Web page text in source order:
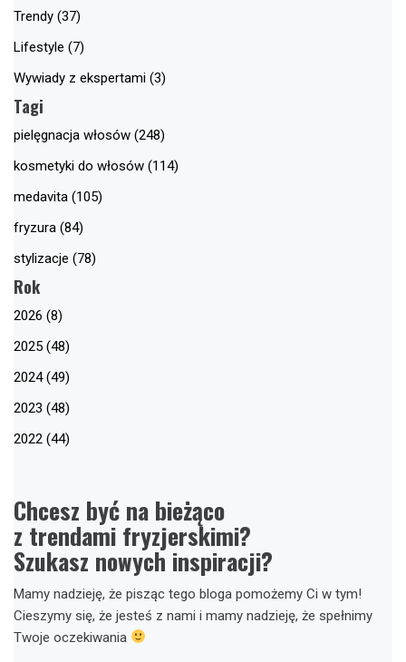
Trendy (37)
Lifestyle (7)
Wywiady z ekspertami (3)
Tagi
pielęgnacja włosów (248)
kosmetyki do włosów (114)
medavita (105)
fryzura (84)
stylizacje (78)
Rok
2026 (8)
2025 (48)
2024 (49)
2023 (48)
2022 (44)
Chcesz być na bieżąco
z trendami fryzjerskimi?
Szukasz nowych inspiracji?
Mamy nadzieję, że pisząc tego bloga pomożemy Ci w tym!
Cieszymy się, że jesteś z nami i mamy nadzieję, że spełnimy
Twoje oczekiwania